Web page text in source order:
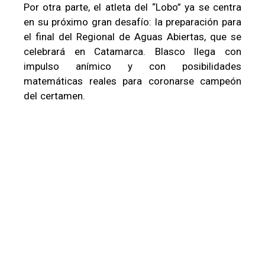
Por otra parte, el atleta del “Lobo” ya se centra
en su próximo gran desafío: la preparación para
el final del Regional de Aguas Abiertas, que se
celebrará en Catamarca. Blasco llega con
impulso anímico y con posibilidades
matemáticas reales para coronarse campeón
del certamen.